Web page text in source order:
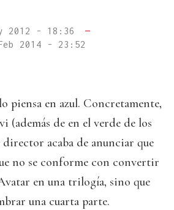
2012 - 18:36
—
2014 - 23:52
piensa en azul. Concretamente,
(además de en el verde de los
acaba de anunciar que
no se conforme con convertir
en una trilogía, sino que
una cuarta parte.